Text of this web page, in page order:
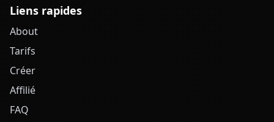
Liens rapides
About
Tarifs
Créer
Affilié
FAQ